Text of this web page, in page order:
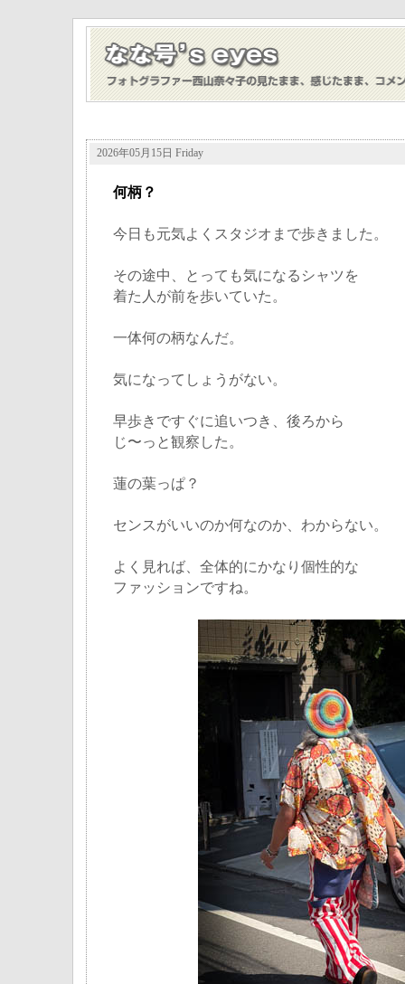
2026年05月15日 Friday
何柄？
今日も元気よくスタジオまで歩きました。
その途中、とっても気になるシャツを
着た人が前を歩いていた。
一体何の柄なんだ。
気になってしょうがない。
早歩きですぐに追いつき、後ろから
じ〜っと観察した。
蓮の葉っぱ？
センスがいいのか何なのか、わからない。
よく見れば、全体的にかなり個性的な
ファッションですね。